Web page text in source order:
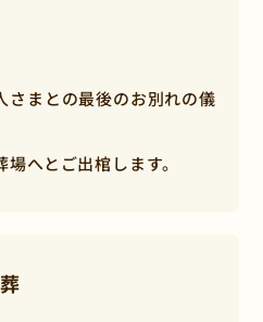
果等でもご遺体の状態が良
予防・防臭対策で処置が必
やサービスをお客様がご
様のご要望により物品や
だく場合は別途費用がかか
さまとの最後のお別れの儀
へとご出棺します。